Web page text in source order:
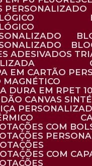
PERSONALIZADO
ADESIVADOS
EM CARTÃO
MAGNÉTICO
DURA EM RPET
CANVAS
COM
COM